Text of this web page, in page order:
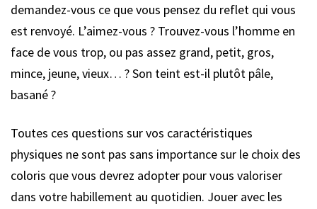
demandez-vous ce que vous pensez du reflet qui vous
est renvoyé. L’aimez-vous ? Trouvez-vous l’homme en
face de vous trop, ou pas assez grand, petit, gros,
mince, jeune, vieux… ? Son teint est-il plutôt pâle,
basané ?
Toutes ces questions sur vos caractéristiques
physiques ne sont pas sans importance sur le choix des
coloris que vous devrez adopter pour vous valoriser
dans votre habillement au quotidien. Jouer avec les